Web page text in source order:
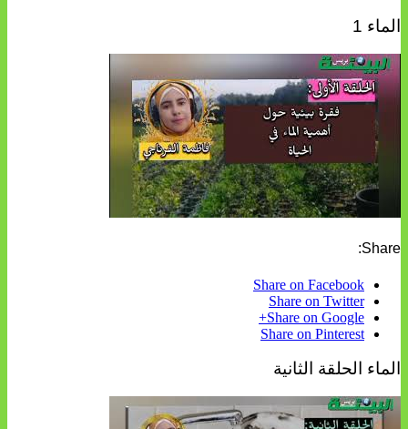
الماء 1
Share:
Share on Facebook
Share on Twitter
Share on Google+
Share on Pinterest
الماء الحلقة الثانية